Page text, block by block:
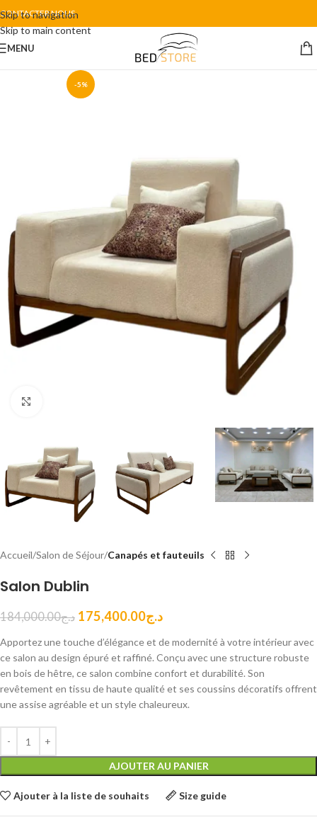
Skip to navigation
Skip to main content
CONTACTER NOUS
MENU
-5%
Accueil Salon de Séjour Canapés et fauteuils
Salon Dublin
د.ج184,000.00 د.ج175,400.00
Apportez une touche d’élégance et de modernité à votre intérieur avec
ce salon au design épuré et raffiné. Conçu avec une structure robuste
en bois de hêtre, ce salon combine confort et durabilité. Son
revêtement en tissu de haute qualité et ses coussins décoratifs offrent
une assise agréable et un style chaleureux.
AJOUTER AU PANIER
Ajouter à la liste de souhaits Size guide